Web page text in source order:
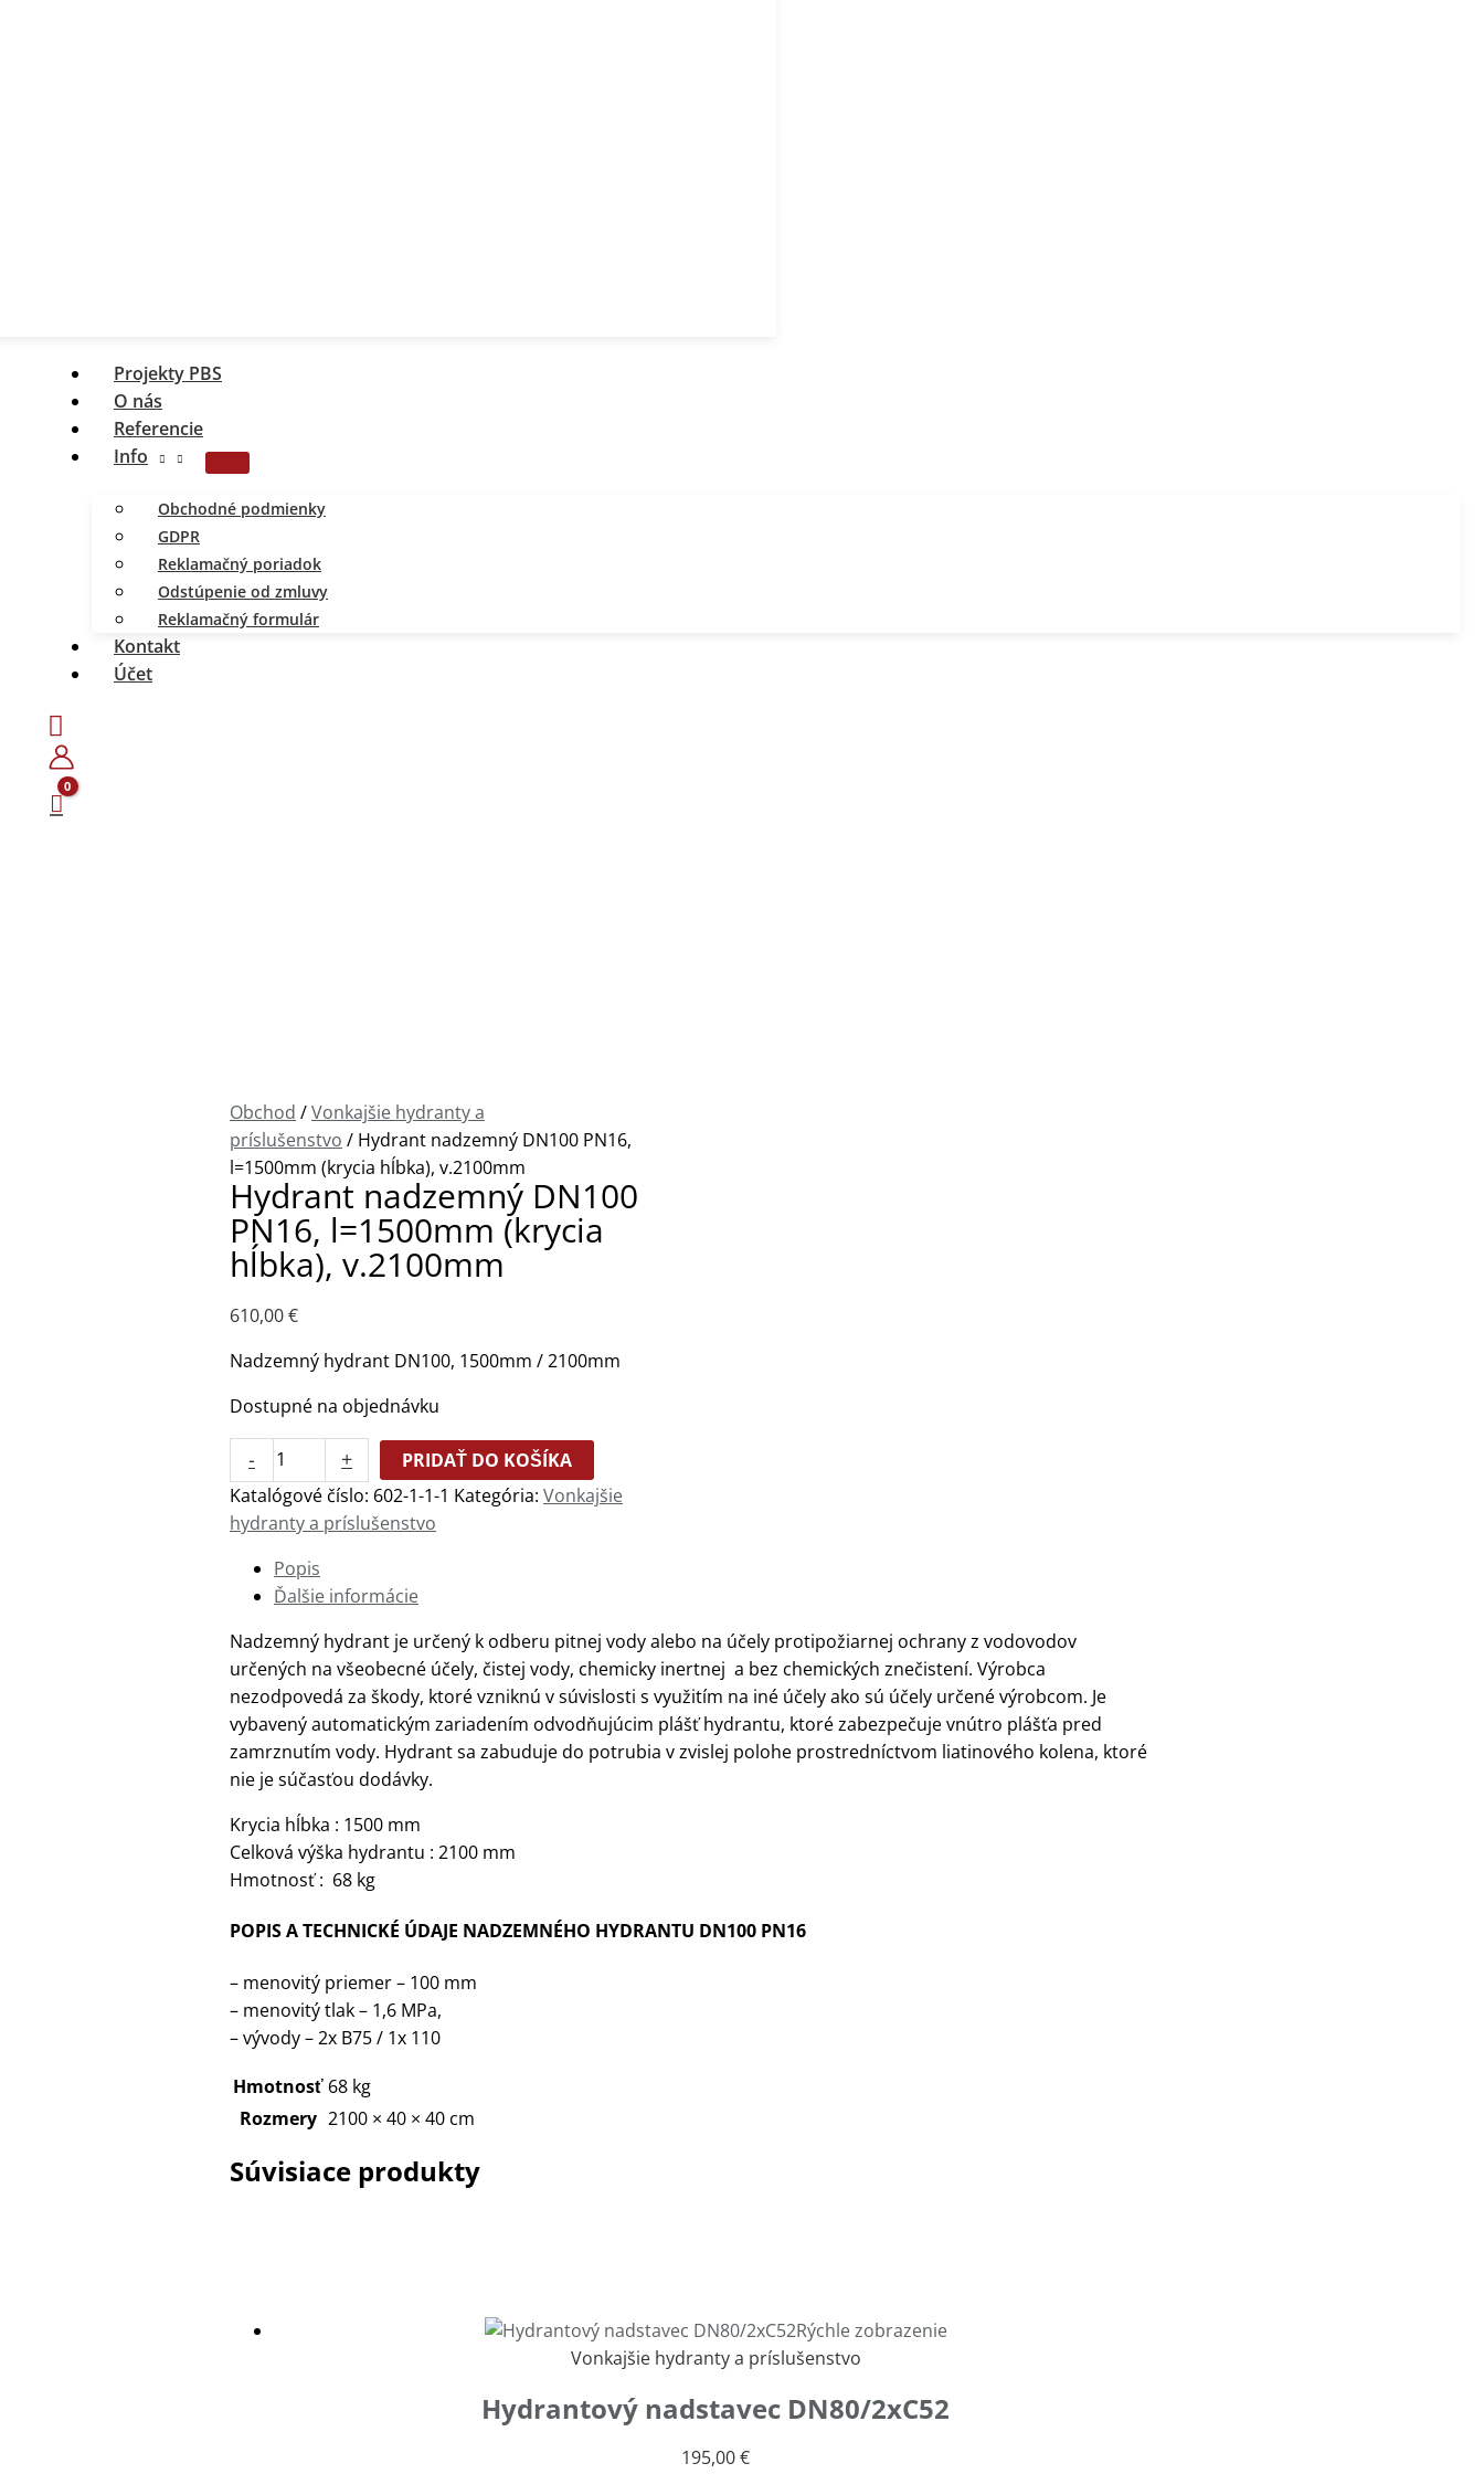
Projekty PBS
O nás
Referencie
Info
Obchodné podmienky
GDPR
Reklamačný poriadok
Odstúpenie od zmluvy
Reklamačný formulár
Kontakt
Účet
Hľadať
Obchod /Vonkajšie hydranty a
príslušenstvo / Hydrant nadzemný DN100 PN16,
l=1500mm (krycia hĺbka), v.2100mm
Hydrant nadzemný DN100
PN16, l=1500mm (krycia
hĺbka), v.2100mm
610,00€
Nadzemný hydrant DN100, 1500mm / 2100mm
Dostupné na objednávku
-
(krycia
hĺbka),
v.2100mm
+
PRIDAŤ DO KOŠÍKA
Katalógové číslo: 602-1-1-1 Kategória: Vonkajšie
hydranty a príslušenstvo
Popis
Ďalšie informácie
Nadzemný hydrant je určený k odberu pitnej vody alebo na účely protipožiarnej ochrany z vodovodov
určených na všeobecné účely, čistej vody, chemicky inertnej a bez chemických znečistení. Výrobca
nezodpovedá za škody, ktoré vzniknú v súvislosti s využitím na iné účely ako sú účely určené výrobcom. Je
vybavený automatickým zariadením odvodňujúcim plášť hydrantu, ktoré zabezpečuje vnútro plášťa pred
zamrznutím vody. Hydrant sa zabuduje do potrubia v zvislej polohe prostredníctvom liatinového kolena, ktoré
nie je súčasťou dodávky.
Krycia hĺbka : 1500 mm
Celková výška hydrantu : 2100 mm
Hmotnosť : 68 kg
POPIS A TECHNICKÉ ÚDAJE NADZEMNÉHO HYDRANTU DN100 PN16
– menovitý priemer – 100 mm
– menovitý tlak – 1,6 MPa,
– vývody – 2x B75 / 1x 110
Hmotnosť 68 kg
Rozmery 2100 × 40 × 40 cm
Súvisiace produkty
Rýchle zobrazenie
Vonkajšie hydranty a príslušenstvo
Hydrantový nadstavec DN80/2xC52
195,00€